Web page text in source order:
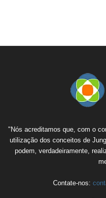
"Nós acreditamos que, com o
utilização dos conceitos de
podem, verdadeiramente,
Contate-nos: